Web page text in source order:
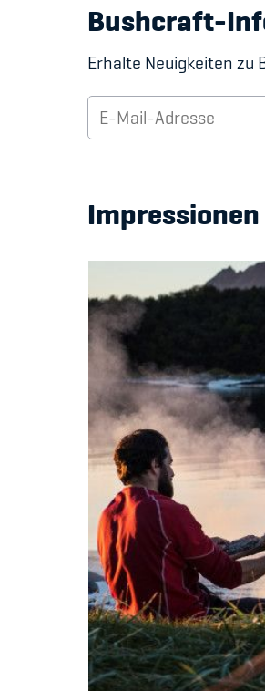
Bushcraft-
Erhalte Neuigkeiten zu
Impressionen